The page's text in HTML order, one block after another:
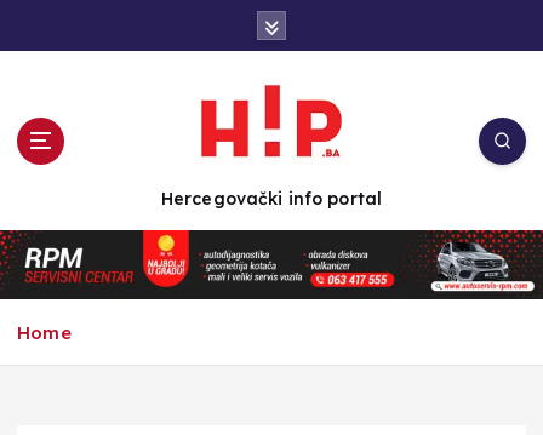
n
t
e
Hercegovački info portal
Home